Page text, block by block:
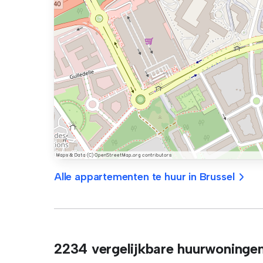
Alle appartementen te huur in Brussel
2234 vergelijkbare